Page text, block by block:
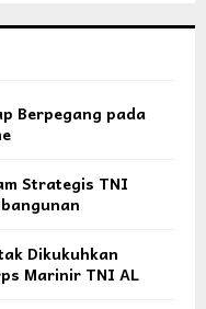
Berpegang pada
Strategis TNI
Dikukuhkan
Marinir TNI AL